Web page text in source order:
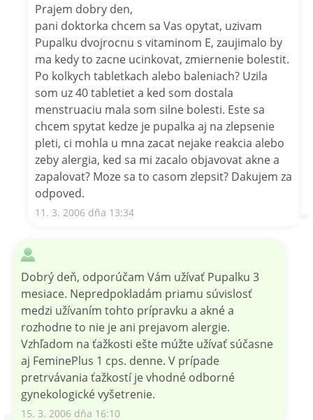
Prajem dobry den,
pani doktorka chcem sa Vas opytat, uzivam
Pupalku dvojrocnu s vitaminom E, zaujimalo by
ma kedy to zacne ucinkovat, zmiernenie bolestit.
Po kolkych tabletkach alebo baleniach? Uzila
som uz 40 tabletiet a ked som dostala
menstruaciu mala som silne bolesti. Este sa
chcem spytat kedze je pupalka aj na zlepsenie
pleti, ci mohla u mna zacat nejake reakcia alebo
zeby alergia, ked sa mi zacalo objavovat akne a
zapalovat? Moze sa to casom zlepsit? Dakujem za
odpoved.
11. 3. 2006 dňa 13:34
Dobrý deň, odporúčam Vám užívať Pupalku 3
mesiace. Nepredpokladám priamu súvislosť
medzi užívaním tohto prípravku a akné a
rozhodne to nie je ani prejavom alergie.
Vzhľadom na ťažkosti ešte múžte užívať súčasne
aj FeminePlus 1 cps. denne. V prípade
pretrvávania ťažkostí je vhodné odborné
gynekologické vyšetrenie.
15. 3. 2006 dňa 16:10